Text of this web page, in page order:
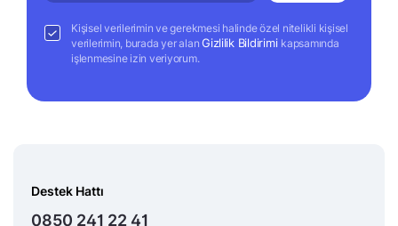
Kişisel verilerimin ve gerekmesi halinde özel nitelikli kişisel
verilerimin, burada yer alanGizlilik Bildirimi kapsamında
işlenmesine izin veriyorum.
Destek Hattı
0850 241 22 41